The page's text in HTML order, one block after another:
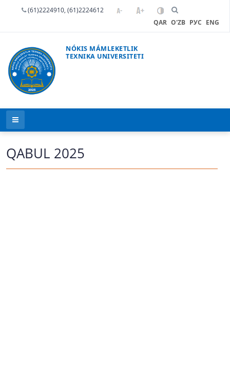
(61)2224910, (61)2224612
QAR O'ZB РУС ENG
NÓKIS MÁMLEKETLIK
TEXNIKA UNIVERSITETI
QABUL 2025